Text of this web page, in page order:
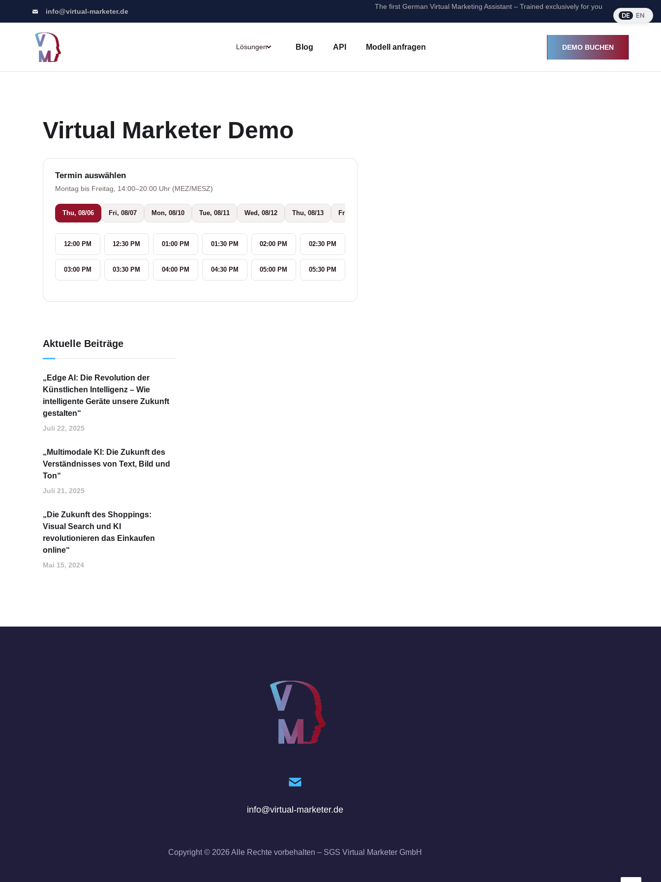
info@virtual-marketer.de
The first German Virtual Marketing Assistant – Trained exclusively for you
Lösungen Blog API Modell anfragen DEMO BUCHEN
Virtual Marketer Demo
Termin auswählen
Montag bis Freitag, 14:00–20:00 Uhr (MEZ/MESZ)
Thu, 08/06 Fri, 08/07 Mon, 08/10 Tue, 08/11 Wed, 08/12 Thu, 08/13 Fri, 08/14
12:00 PM 12:30 PM 01:00 PM 01:30 PM 02:00 PM 02:30 PM
03:00 PM 03:30 PM 04:00 PM 04:30 PM 05:00 PM 05:30 PM
Aktuelle Beiträge
„Edge AI: Die Revolution der
Künstlichen Intelligenz – Wie
intelligente Geräte unsere Zukunft
gestalten“
Juli 22, 2025
„Multimodale KI: Die Zukunft des
Verständnisses von Text, Bild und
Ton“
Juli 21, 2025
„Die Zukunft des Shoppings:
Visual Search und KI
revolutionieren das Einkaufen
online“
Mai 15, 2024
info@virtual-marketer.de
Copyright © 2026 Alle Rechte vorbehalten – SGS Virtual Marketer GmbH
DE EN